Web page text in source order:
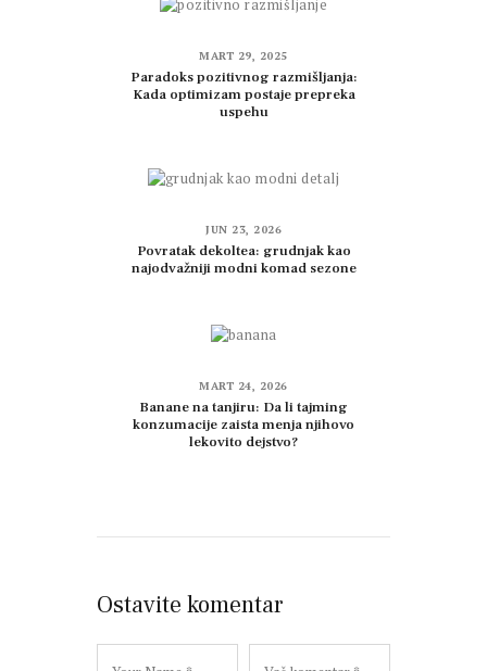
MART 29, 2025
Paradoks pozitivnog razmišljanja:
Kada optimizam postaje prepreka
uspehu
JUN 23, 2026
Povratak dekoltea: grudnjak kao
najodvažniji modni komad sezone
MART 24, 2026
Banane na tanjiru: Da li tajming
konzumacije zaista menja njihovo
lekovito dejstvo?
Ostavite komentar